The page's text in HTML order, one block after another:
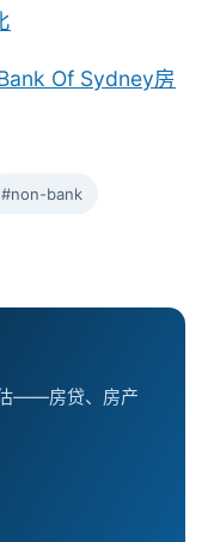
Of Sydney房
#non-bank
——房贷、房产